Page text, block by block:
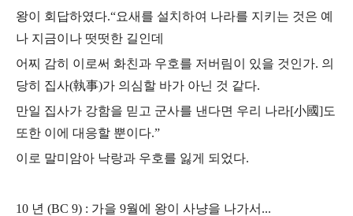
왕이 회답하였다.“요새를 설치하여 나라를 지키는 것은 예
나 지금이나 떳떳한 길인데
어찌 감히 이로써 화친과 우호를 저버림이 있을 것인가. 의
당히 집사(執事)가 의심할 바가 아닌 것 같다.
만일 집사가 강함을 믿고 군사를 낸다면 우리 나라[小國]도
또한 이에 대응할 뿐이다.”
이로 말미암아 낙랑과 우호를 잃게 되었다.
10 년 (BC 9) : 가을 9월에 왕이 사냥을 나가서...